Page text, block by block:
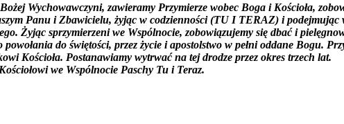
Wychowawczyni, zawieramy Przymierze wobec Boga i Kościoła,
Panu i Zbawicielu, żyjąc w codzienności (TU I TERAZ) i
Żyjąc sprzymierzeni we Wspólnocie, zobowiązujemy się dbać i
do świętości, przez życie i apostolstwo w pełni oddane Bogu.
Kościoła. Postanawiamy wytrwać na tej drodze przez okres trzech lat.
we Wspólnocie Paschy Tu i Teraz.